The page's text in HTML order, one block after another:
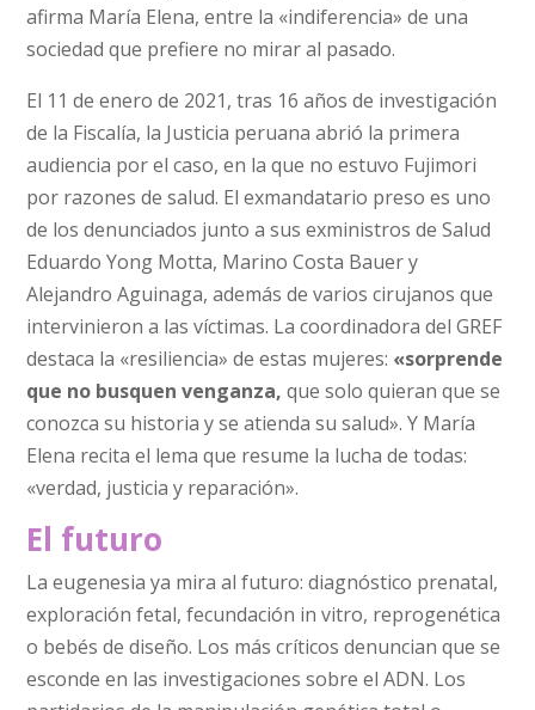
afirma María Elena, entre la «indiferencia» de una
sociedad que prefiere no mirar al pasado.
El 11 de enero de 2021, tras 16 años de investigación
de la Fiscalía, la Justicia peruana abrió la primera
audiencia por el caso, en la que no estuvo Fujimori
por razones de salud. El exmandatario preso es uno
de los denunciados junto a sus exministros de Salud
Eduardo Yong Motta, Marino Costa Bauer y
Alejandro Aguinaga, además de varios cirujanos que
intervinieron a las víctimas. La coordinadora del GREF
destaca la «resiliencia» de estas mujeres: «sorprende
que no busquen venganza, que solo quieran que se
conozca su historia y se atienda su salud». Y María
Elena recita el lema que resume la lucha de todas:
«verdad, justicia y reparación».
El futuro
La eugenesia ya mira al futuro: diagnóstico prenatal,
exploración fetal, fecundación in vitro, reprogenética
o bebés de diseño. Los más críticos denuncian que se
esconde en las investigaciones sobre el ADN. Los